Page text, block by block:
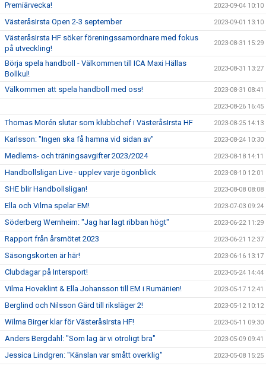
Premiärvecka! 2023-09-04 10:10
VästeråsIrsta Open 2-3 september 2023-09-01 13:10
VästeråsIrsta HF söker föreningssamordnare med fokus
på utveckling!
2023-08-31 15:29
Börja spela handboll - Välkommen till ICA Maxi Hällas
Bollkul!
2023-08-31 13:27
Välkommen att spela handboll med oss! 2023-08-31 08:41
2023-08-26 16:45
Thomas Morén slutar som klubbchef i VästeråsIrsta HF 2023-08-25 14:13
Karlsson: "Ingen ska få hamna vid sidan av" 2023-08-24 10:30
Medlems- och träningsavgifter 2023/2024 2023-08-18 14:11
Handbollsligan Live - upplev varje ögonblick 2023-08-10 12:01
SHE blir Handbollsligan! 2023-08-08 08:08
Ella och Vilma spelar EM! 2023-07-03 09:24
Söderberg Wernheim: "Jag har lagt ribban högt" 2023-06-22 11:29
Rapport från årsmötet 2023 2023-06-21 12:37
Säsongskorten är här! 2023-06-16 13:17
Clubdagar på Intersport! 2023-05-24 14:44
Vilma Hoveklint & Ella Johansson till EM i Rumänien! 2023-05-17 12:41
Berglind och Nilsson Gärd till riksläger 2! 2023-05-12 10:12
Wilma Birger klar för VästeråsIrsta HF! 2023-05-11 09:30
Anders Bergdahl: "Som lag är vi otroligt bra" 2023-05-09 09:41
Jessica Lindgren: "Känslan var smått overklig" 2023-05-08 15:25